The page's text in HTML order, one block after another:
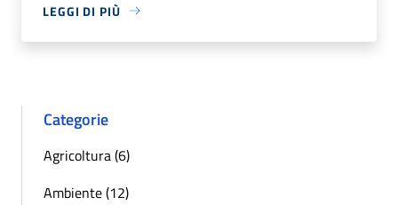
LEGGI DI PIÙ
Categorie
Agricoltura (6)
Ambiente (12)